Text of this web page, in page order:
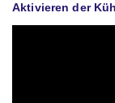
Aktivieren der